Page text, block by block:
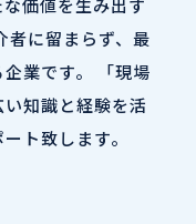
価値を生み出す
者に留まらず、最
業です。 「現場
知識と経験を活
ト致します。